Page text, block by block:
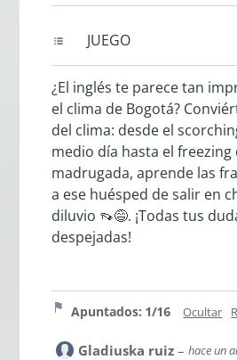
JUEGO
¿El inglés te parece tan
el clima de Bogotá?
del clima: desde el
medio día hasta el freezing
madrugada, aprende las
a ese huésped de salir en
diluvio 👡😅. ¡Todas tus
despejadas!
Apuntados: 1/16 Ocultar
Gladiuska ruiz –hace un